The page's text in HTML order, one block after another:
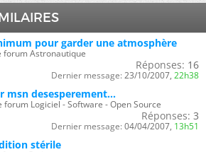
pour garder une atmosphère
forum Astronautique
Réponses: 16
Dernier message: 23/10/2007, 22h38
msn desesperement...
Logiciel - Software - Open Source
Réponses: 3
Dernier message: 04/04/2007, 13h51
stérile